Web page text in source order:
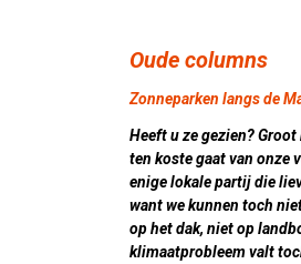
Oude columns
Zonneparken langs de
Heeft u ze gezien?
ten koste gaat van onze
enige lokale partij die
want we kunnen toch
op het dak, niet op
klimaatprobleem valt